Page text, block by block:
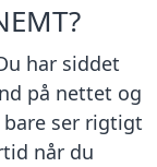
har siddet
på nettet og
bare ser rigtigt
når du